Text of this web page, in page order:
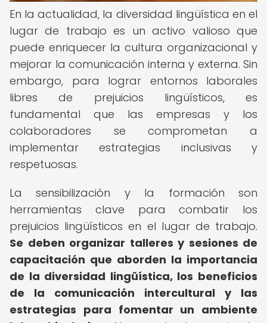
En la actualidad, la diversidad lingüística en el
lugar de trabajo es un activo valioso que
puede enriquecer la cultura organizacional y
mejorar la comunicación interna y externa. Sin
embargo, para lograr entornos laborales
libres de prejuicios lingüísticos, es
fundamental que las empresas y los
colaboradores se comprometan a
implementar estrategias inclusivas y
respetuosas.
La sensibilización y la formación son
herramientas clave para combatir los
prejuicios lingüísticos en el lugar de trabajo.
Se deben organizar talleres y sesiones de
capacitación que aborden la importancia
de la diversidad lingüística, los beneficios
de la comunicación intercultural y las
estrategias para fomentar un ambiente